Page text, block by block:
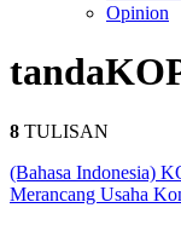
Opinion
tanda
8 TULISAN
(Bahasa Indonesia)
Merancang Usaha